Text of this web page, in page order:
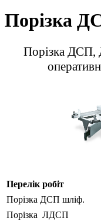
Порізка
Порізка
Перелік робіт
Порізка ДСП шліф.
Порізка ЛДСП